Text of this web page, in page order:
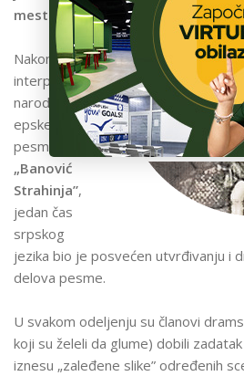
mestu
Nakon
interpretacije
narodne
epske
pesme
„Banović
Strahinja”,
jedan čas
srpskog
jezika bio je posvećen utvrđivanju i
delova pesme.
U svakom odeljenju su članovi
koji su želeli da glume) dobili
iznesu „zaleđene slike” određenih